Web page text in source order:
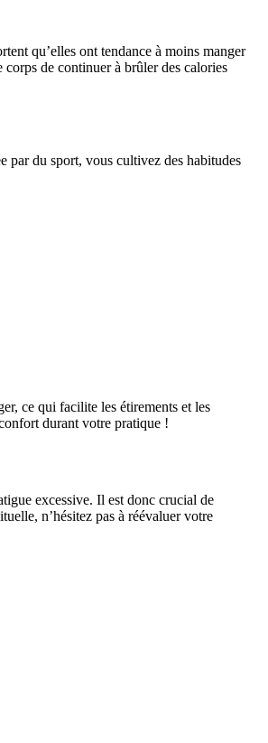
qu’elles ont tendance à moins manger
corps de continuer à brûler des calories
par du sport, vous cultivez des habitudes
ce qui facilite les étirements et les
durant votre pratique !
excessive. Il est donc crucial de
n’hésitez pas à réévaluer votre